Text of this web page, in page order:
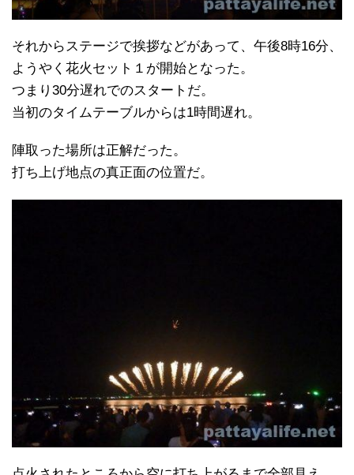
それからステージで挨拶などがあって、午後8時16分、
ようやく花火セット１が開始となった。
つまり30分遅れでのスタートだ。
当初のタイムテーブルからは1時間遅れ。
陣取った場所は正解だった。
打ち上げ地点の真正面の位置だ。